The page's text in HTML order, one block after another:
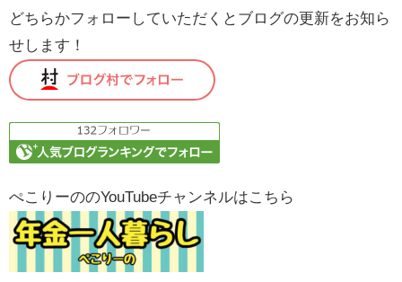
どちらかフォローしていただくとブログの更新をお知ら
せします！
ぺこりーののYouTubeチャンネルはこちら